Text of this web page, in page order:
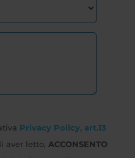
Privacy Policy, art.13
aver letto, ACCONSENTO